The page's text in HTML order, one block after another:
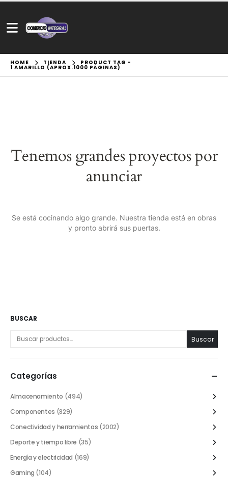
HOME TIENDA PRODUCT TAG -
1 AMARILLO (APROX.1000 PÁGINAS)
Tenemos grandes proyectos por
anunciar
Se está cocinando algo grande. Nuestra tienda está en obras
y pronto abrirá sus puertas.
BUSCAR
Buscar
Categorías
Almacenamiento (494)
Componentes (829)
Conectividad y herramientas (2002)
Deporte y tiempo libre (35)
Energía y electricidad (169)
Gaming (104)